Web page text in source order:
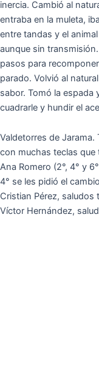
inercia. Cambió al
entraba en la muleta,
entre tandas y el
aunque sin
pasos para
parado. Volvió al
sabor. Tomó la espada
cuadrarle y hundir el
Valdetorres de Jarama.
con muchas teclas
Ana Romero (2°, 4° y
4° se les pidió el
Cristian Pérez, saludos
Víctor Hernández,